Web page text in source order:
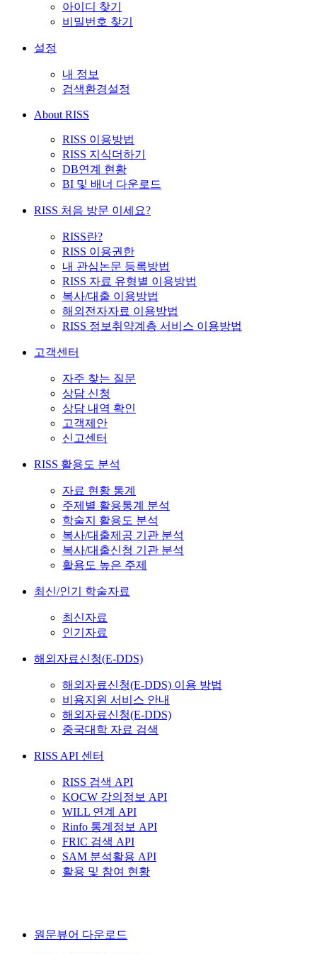
아이디 찾기
비밀번호 찾기
설정
내 정보
검색환경설정
About RISS
RISS 이용방법
RISS 지식더하기
DB연계 현황
BI 및 배너 다운로드
RISS 처음 방문 이세요?
RISS란?
RISS 이용권한
내 관심논문 등록방법
RISS 자료 유형별 이용방법
복사/대출 이용방법
해외전자자료 이용방법
RISS 정보취약계층 서비스 이용방법
고객센터
자주 찾는 질문
상담 신청
상담 내역 확인
고객제안
신고센터
RISS 활용도 분석
자료 현황 통계
주제별 활용통계 분석
학술지 활용도 분석
복사/대출제공 기관 분석
복사/대출신청 기관 분석
활용도 높은 주제
최신/인기 학술자료
최신자료
인기자료
해외자료신청(E-DDS)
해외자료신청(E-DDS) 이용 방법
비용지원 서비스 안내
해외자료신청(E-DDS)
중국대학 자료 검색
RISS API 센터
RISS 검색 API
KOCW 강의정보 API
WILL 연계 API
Rinfo 통계정보 API
FRIC 검색 API
SAM 분석활용 API
활용 및 참여 현황
원문뷰어 다운로드